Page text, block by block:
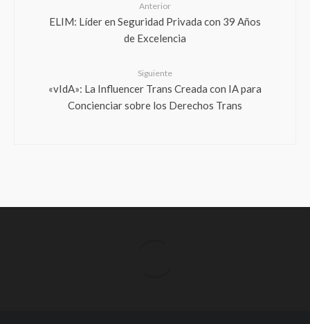
Anterior
ELIM: Líder en Seguridad Privada con 39 Años
de Excelencia
Siguiente
«vIdA»: La Influencer Trans Creada con IA para
Concienciar sobre los Derechos Trans